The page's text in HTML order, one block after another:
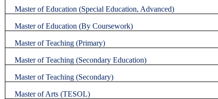
Master of Education (Special Education, Advanced)
Master of Education (By Coursework)
Master of Teaching (Primary)
Master of Teaching (Secondary Education)
Master of Teaching (Secondary)
Master of Arts (TESOL)